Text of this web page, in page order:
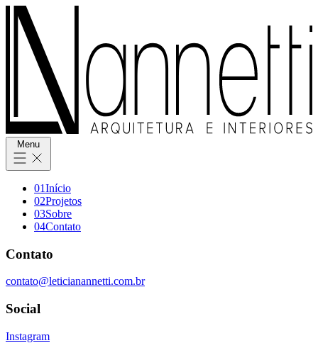
Menu
01Início
02Projetos
03Sobre
04Contato
Contato
contato@leticianannetti.com.br
Social
Instagram